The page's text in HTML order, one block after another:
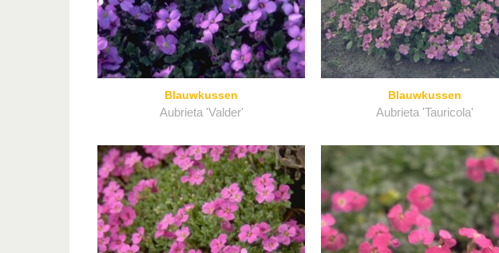
Blauwkussen
Aubrieta 'Valder'
Blauwkussen
Aubrieta 'Tauricola'